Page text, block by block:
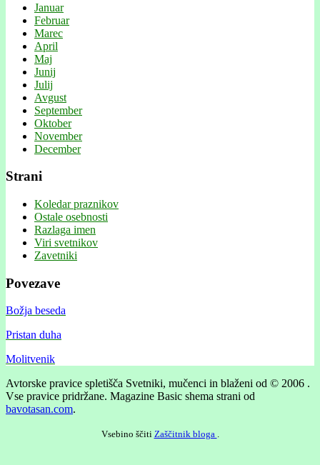
Januar
Februar
Marec
April
Maj
Junij
Julij
Avgust
September
Oktober
November
December
Strani
Koledar praznikov
Ostale osebnosti
Razlaga imen
Viri svetnikov
Zavetniki
Povezave
Božja beseda
Pristan duha
Molitvenik
Avtorske pravice spletišča Svetniki, mučenci in blaženi od © 2006 .
Vse pravice pridržane. Magazine Basic shema strani od
bavotasan.com.
Vsebino ščiti Zaščitnik bloga .